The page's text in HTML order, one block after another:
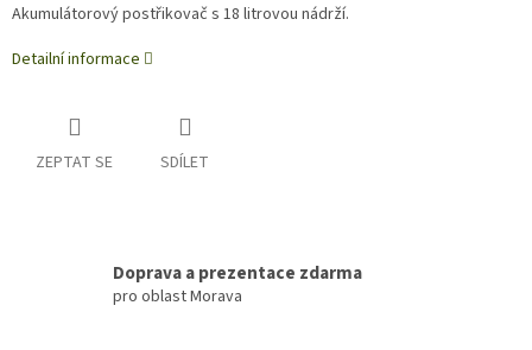
Akumulátorový postřikovač s 18 litrovou nádrží.
Detailní informace
ZEPTAT SE SDÍLET
Doprava a prezentace zdarma
pro oblast Morava